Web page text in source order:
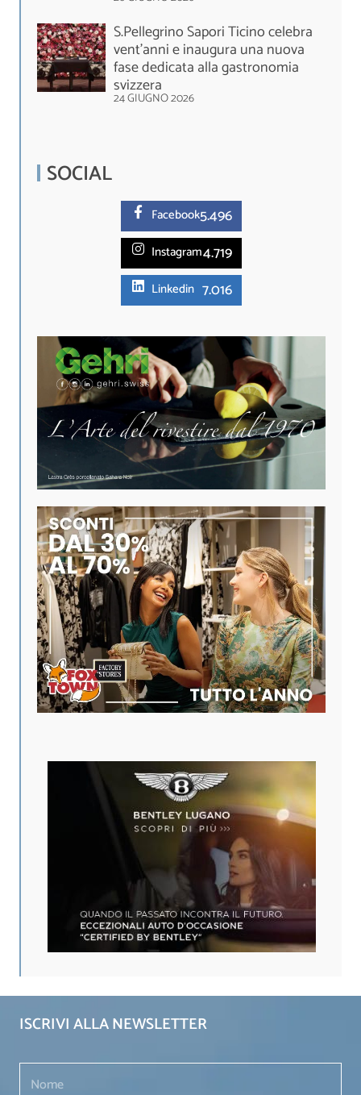
S.Pellegrino Sapori Ticino celebra
vent'anni e inaugura una nuova
fase dedicata alla gastronomia
svizzera
24 GIUGNO 2026
SOCIAL
Facebook5.496
Instagram4.719
Linkedin 7.016
ISCRIVI ALLA NEWSLETTER